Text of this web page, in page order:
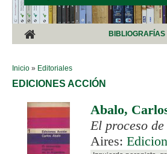
BIBLIOGRAFÍAS
SE ENCUENTRA USTED AQUÍ
Inicio » Editoriales
EDICIONES ACCIÓN
Abalo,
El proceso
Aires: